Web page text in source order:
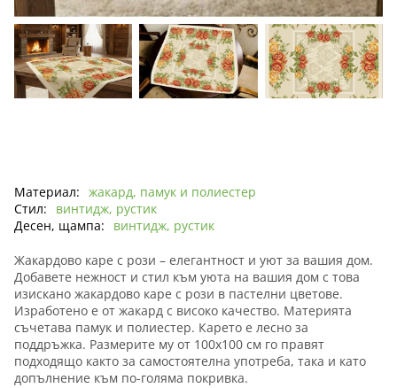
Материал: жакард, памук и полиестер
Стил:
винтидж, рустик
Десен, щампа:
винтидж, рустик
Жакардово каре с рози – елегантност и уют за вашия дом.
Добавете нежност и стил към уюта на вашия дом с това
изискано жакардово каре с рози в пастелни цветове.
Изработено е от жакард с високо качество. Материята
съчетава памук и полиестер. Карето е лесно за
поддръжка. Размерите му от 100х100 см го правят
подходящо както за самостоятелна употреба, така и като
допълнение към по-голяма покривка.